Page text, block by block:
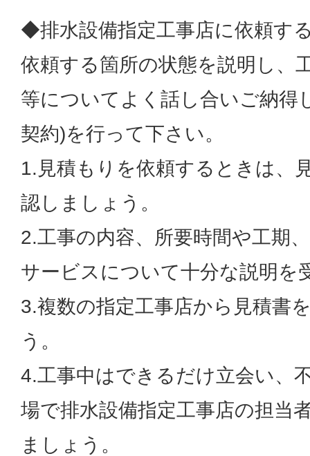
◆排水設備指定工事店に依頼す
依頼する箇所の状態を説明し、
等についてよく話し合いご納得
契約)を行って下さい。
1.見積もりを依頼するときは、
認しましょう。
2.工事の内容、所要時間や工期
サービスについて十分な説明を
3.複数の指定工事店から見積書
う。
4.工事中はできるだけ立会い、
場で排水設備指定工事店の担当
ましょう。